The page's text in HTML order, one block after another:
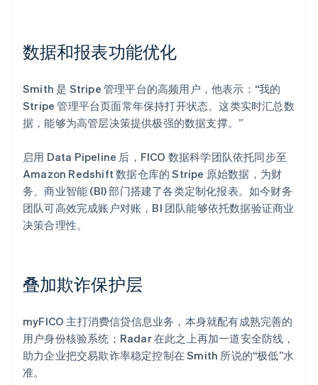
数据和报表功能优化
Smith 是 Stripe 管理平台的高频用户，他表示：“我的
Stripe 管理平台页面常年保持打开状态。这类实时汇总数
据，能够为高管层决策提供极强的数据支撑。”
启用 Data Pipeline 后，FICO 数据科学团队依托同步至
Amazon Redshift 数据仓库的 Stripe 原始数据，为财
务、商业智能 (BI) 部门搭建了各类定制化报表。如今财务
团队可高效完成账户对账，BI 团队能够依托数据验证商业
决策合理性。
叠加欺诈保护层
myFICO 主打消费信贷信息业务，本身就配有成熟完善的
用户身份核验系统；Radar 在此之上再加一道安全防线，
助力企业把交易欺诈率稳定控制在 Smith 所说的“极低”水
准。